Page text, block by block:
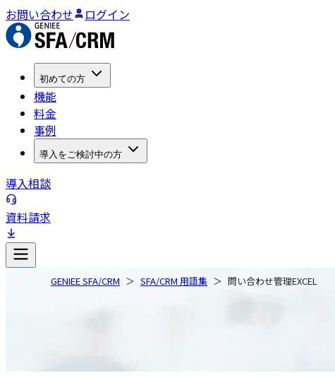
お問い合わせ ログイン
初めての方
機能
料金
事例
導入をご検討中の方
導入相談
資料請求
GENIEE SFA/CRM SFA/CRM 用語集 問い合わせ管理EXCEL